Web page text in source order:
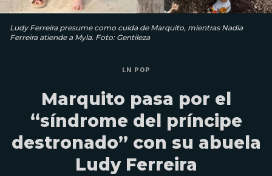
Ludy Ferreira presume como cuida de Marquito, mientras Nadia
Ferreira atiende a Myla. Foto: Gentileza
LN POP
Marquito pasa por el
“síndrome del príncipe
destronado” con su abuela
Ludy Ferreira